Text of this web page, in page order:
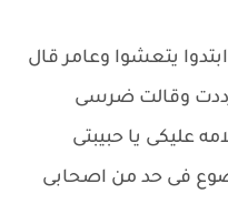
يتعشوا وعامر قال
رددت وقالت ضرسى
عليكى يا حبيبتى
فى حد من اصحابى